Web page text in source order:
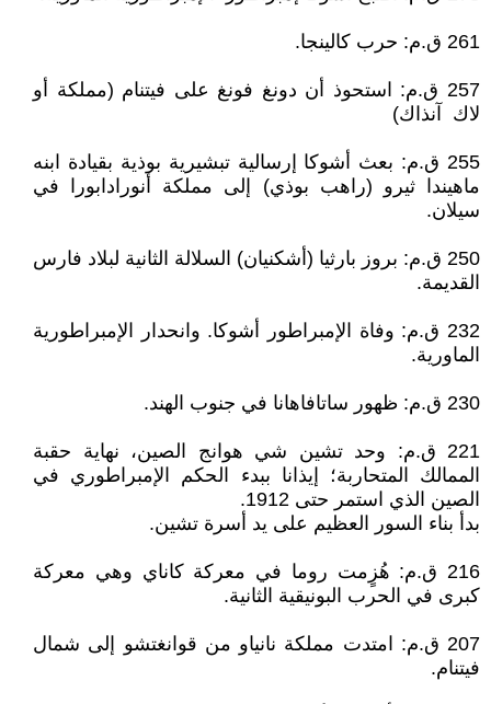
261 ق.م: حرب كالينجا.
257 ق.م: استحوذ أن دونغ فونغ على فيتنام (مملكة أو
لاك آنذاك)
255 ق.م: بعث أشوكا إرسالية تبشيرية بوذية بقيادة ابنه
ماهيندا ثيرو (راهب بوذي) إلى مملكة أنورادابورا في
سيلان.
250 ق.م: بروز بارثيا (أشكنيان) السلالة الثانية لبلاد فارس
القديمة.
232 ق.م: وفاة الإمبراطور أشوكا. وانحدار الإمبراطورية
الماورية.
230 ق.م: ظهور ساتافاهانا في جنوب الهند.
221 ق.م: وحد تشين شي هوانج الصين، نهاية حقبة
الممالك المتحاربة؛ إيذانا ببدء الحكم الإمبراطوري في
الصين الذي استمر حتى 1912.
بدأ بناء السور العظيم على يد أسرة تشين.
216 ق.م: هُزٍمت روما في معركة كاناي وهي معركة
كبرى في الحرب البونيقية الثانية.
207 ق.م: امتدت مملكة نانياو من قوانغتشو إلى شمال
فيتنام.